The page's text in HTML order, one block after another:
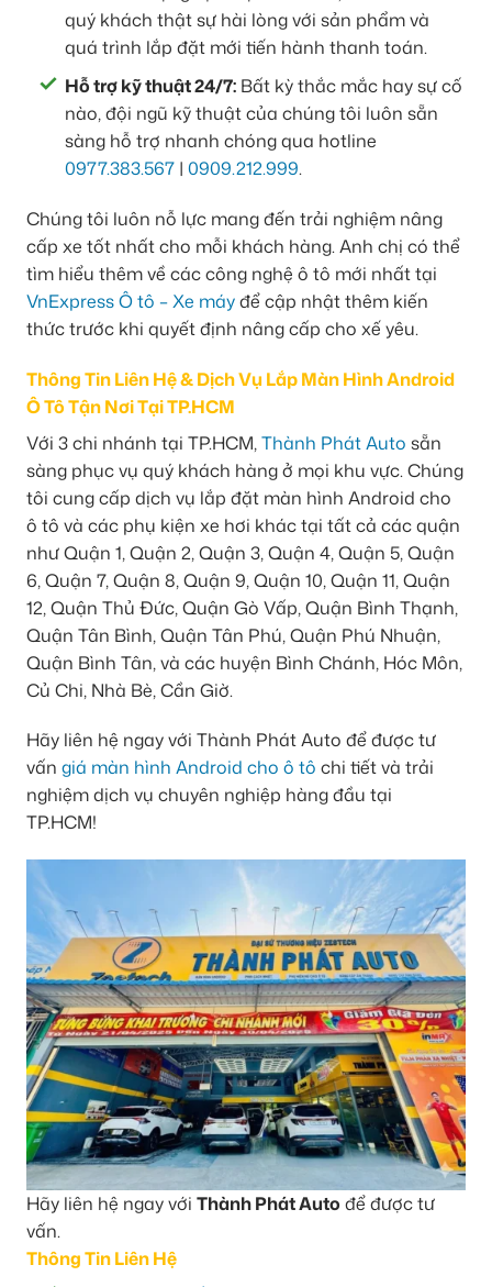
quý khách thật sự hài lòng với sản phẩm và
quá trình lắp đặt mới tiến hành thanh toán.
Hỗ trợ kỹ thuật 24/7: Bất kỳ thắc mắc hay sự cố
nào, đội ngũ kỹ thuật của chúng tôi luôn sẵn
sàng hỗ trợ nhanh chóng qua hotline
0977.383.567 | 0909.212.999.
Chúng tôi luôn nỗ lực mang đến trải nghiệm nâng
cấp xe tốt nhất cho mỗi khách hàng. Anh chị có thể
tìm hiểu thêm về các công nghệ ô tô mới nhất tại
VnExpress Ô tô – Xe máyđể cập nhật thêm kiến
thức trước khi quyết định nâng cấp cho xế yêu.
Thông Tin Liên Hệ & Dịch Vụ Lắp Màn Hình Android
Ô Tô Tận Nơi Tại TP.HCM
Với 3 chi nhánh tại TP.HCM,Thành Phát Auto sẵn
sàng phục vụ quý khách hàng ở mọi khu vực. Chúng
tôi cung cấp dịch vụ lắp đặt màn hình Android cho
ô tô và các phụ kiện xe hơi khác tại tất cả các quận
như Quận 1, Quận 2, Quận 3, Quận 4, Quận 5, Quận
6, Quận 7, Quận 8, Quận 9, Quận 10, Quận 11, Quận
12, Quận Thủ Đức, Quận Gò Vấp, Quận Bình Thạnh,
Quận Tân Bình, Quận Tân Phú, Quận Phú Nhuận,
Quận Bình Tân, và các huyện Bình Chánh, Hóc Môn,
Củ Chi, Nhà Bè, Cần Giờ.
Hãy liên hệ ngay với Thành Phát Auto để được tư
vấn giá màn hình Android cho ô tô chi tiết và trải
nghiệm dịch vụ chuyên nghiệp hàng đầu tại
TP.HCM!
Hãy liên hệ ngay với Thành Phát Auto để được tư
vấn.
Thông Tin Liên Hệ